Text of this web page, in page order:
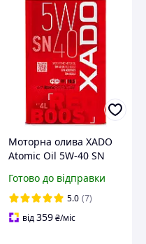
Моторна олива XADO
Atomic Oil 5W-40 SN
Готово до відправки
5.0 (7)
від359₴/міс